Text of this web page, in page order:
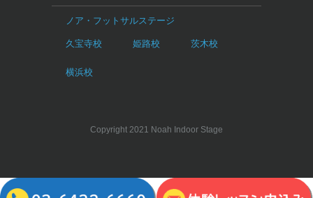
ノア・フットサルステージ
久宝寺校 姫路校 茨木校
横浜校
Copyright 2021 Noah Indoor Stage